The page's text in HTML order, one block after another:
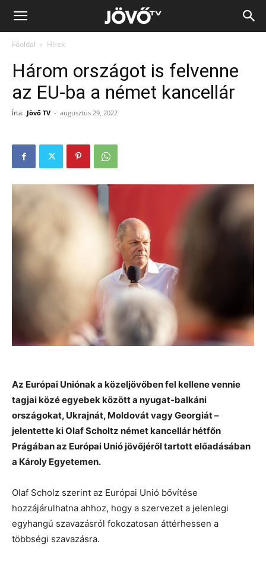
Jövő
Főoldal Hírek
Három országot is felvenne
az EU-ba a német kancellár
Írta: Jövő TV - augusztus 29, 2022
Az Európai Uniónak a közeljövőben fel kellene vennie
tagjai közé egyebek között a nyugat-balkáni
országokat, Ukrajnát, Moldovát vagy Georgiát –
jelentette ki Olaf Scholtz német kancellár hétfőn
Prágában az Európai Unió jövőjéről tartott előadásában
a Károly Egyetemen.
Olaf Scholz szerint az Európai Unió bővítése
hozzájárulhatna ahhoz, hogy a szervezet a jelenlegi
egyhangú szavazásról fokozatosan áttérhessen a
többségi szavazásra.